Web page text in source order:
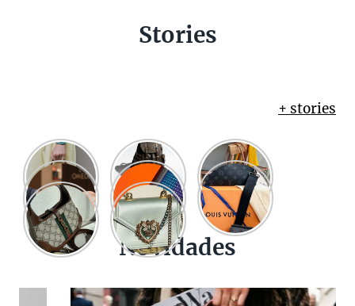
Stories
+ stories
Novidades